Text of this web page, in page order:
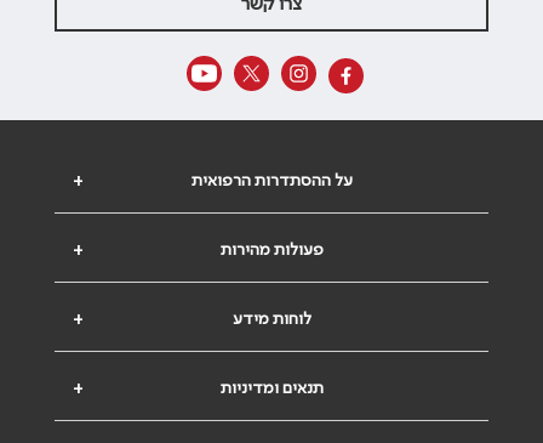
צרו קשר
+ על ההסתדרות הרפואית
+ פעולות מהירות
+ לוחות מידע
+ תנאים ומדיניות